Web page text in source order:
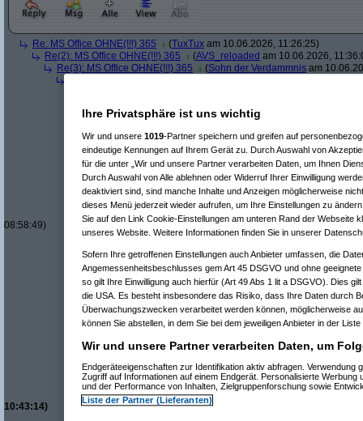
Re: MS Office OHNE(!!!) 365 (TuxTux am 10.06.2026, 11:26:25)
Re(2): MS Office OHNE(!!!) 365
(AVS_reloaded am 10.06.2026,
Re(3): MS Office OHNE(!!!) 365
(Sohn der Verdammnis am
Re(7): MS Office OHNE(!!!) 365
(Desolationrob
Re(9): MS Office OHNE(!!!) 365
(Desolationrobam
Re(10): MS Office OHNE(!!!) 365(AVS_reloaded
Re(11): MS Office OHNE(!!!) 365
(
Re(12): MS Office OHNE(!!!) 365(
Re(13): MS Office OHNE(!!!) 365
(
Re(14): MS Office OHNE(!!!) 365 (
Re(15): MS Office OHNE(!!!) 365
(
08:58:49)
Re(8): MS Office OHNE(!!!) 365
(Alkestisam
Re(9): MS Office OHNE(!!!) 365
Desolationrobam
Re(10): MS Office OHNE(!!!) 365
Alkestis
Re(11): MS Office OHNE(!!!) 365(
Re(12): MS Office OHNE(!!!) 365(Alkestis
Re(13): MS Office OHNE(!!!) 365
(
Re(11): MS Office OHNE(!!!) 365(
Re(12): MS Office OHNE(!!!) 365(
Re(14): MS Office OHNE(!!!) 365(
Re(13): MS Office OHNE(!!!) 365(
Re(14): MS Office OHNE(!!!) 365
(
Re(15): MS Office OHNE(!!!) 365
10:43:14)
Ihre Privatsphäre ist uns wichtig
Wir und unsere 1019-Partner speichern und greifen auf
eindeutige Kennungen auf Ihrem Gerät zu. Durch Auswahl von
für die unter „Wir und unsere Partner verarbeiten Daten, um Ihnen
Durch Auswahl von Alle ablehnen oder Widerruf Ihrer Einwilligung
deaktiviert sind, sind manche Inhalte und Anzeigen möglicherweise
dieses Menü jederzeit wieder aufrufen, um Ihre Einstellungen zu
Sie auf den Link Cookie-Einstellungen am unteren Rand der Webseite
unseres Website. Weitere Informationen finden Sie in unserer
Sofern Ihre getroffenen Einstellungen auch Anbieter umfassen, die
Angemessenheitsbeschlusses gem Art 45 DSGVO und ohne
so gilt Ihre Einwilligung auch hierfür (Art 49 Abs 1 lit a DSGVO). Dies
die USA. Es besteht insbesondere das Risiko, dass Ihre Daten durch
Überwachungszwecken verarbeitet werden können, möglicherweise
können Sie abstellen, in dem Sie bei dem jeweiligen Anbieter in der
Wir und unsere Partner verarbeiten Daten, um
Endgeräteeigenschaften zur Identifikation aktiv abfragen. Verwendung
Zugriff auf Informationen auf einem Endgerät. Personalisierte Werbung
und der Performance von Inhalten, Zielgruppenforschung sowie
Liste der Partner (Lieferanten)